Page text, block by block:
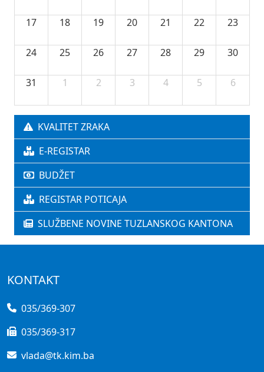
17 18 19 20 21 22 23
24 25 26 27 28 29 30
31 1 2 3 4 5 6
KVALITET ZRAKA
E-REGISTAR
BUDŽET
REGISTAR POTICAJA
SLUŽBENE NOVINE TUZLANSKOG KANTONA
KONTAKT
035/369-307
035/369-317
vlada@tk.kim.ba